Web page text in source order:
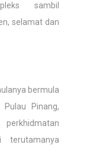
sambil
selamat dan
bermula
Pinang,
terutamanya